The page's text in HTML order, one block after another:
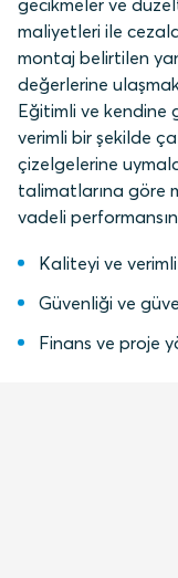
maliyetleri ile
montaj belirtilen
değerlerine
Eğitimli ve kendine
verimli bir şekilde
çizelgelerine
talimatlarına göre
vadeli
Kaliteyi ve
Güvenliği ve
Finans ve proje